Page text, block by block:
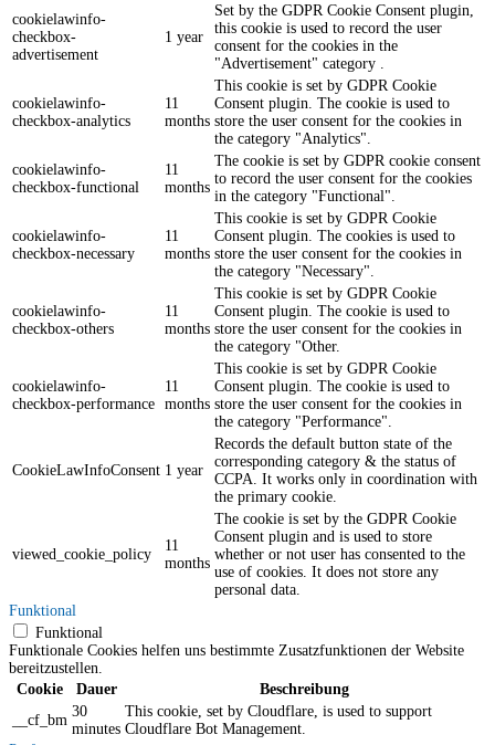
cookielawinfo-
checkbox-
advertisement
1 year
Set by the GDPR Cookie Consent plugin,
this cookie is used to record the user
consent for the cookies in the
"Advertisement" category .
cookielawinfo-
checkbox-analytics
11
months
This cookie is set by GDPR Cookie
Consent plugin. The cookie is used to
store the user consent for the cookies in
the category "Analytics".
cookielawinfo-
checkbox-functional
11
months
The cookie is set by GDPR cookie consent
to record the user consent for the cookies
in the category "Functional".
cookielawinfo-
checkbox-necessary
11
months
This cookie is set by GDPR Cookie
Consent plugin. The cookies is used to
store the user consent for the cookies in
the category "Necessary".
cookielawinfo-
checkbox-others
11
months
This cookie is set by GDPR Cookie
Consent plugin. The cookie is used to
store the user consent for the cookies in
the category "Other.
cookielawinfo-
checkbox-performance
11
months
This cookie is set by GDPR Cookie
Consent plugin. The cookie is used to
store the user consent for the cookies in
the category "Performance".
CookieLawInfoConsent 1 year
Records the default button state of the
corresponding category & the status of
CCPA. It works only in coordination with
the primary cookie.
viewed_cookie_policy
11
months
The cookie is set by the GDPR Cookie
Consent plugin and is used to store
whether or not user has consented to the
use of cookies. It does not store any
personal data.
Funktional
Funktional
Funktionale Cookies helfen uns bestimmte Zusatzfunktionen der Website
bereitzustellen.
Cookie
Dauer
Beschreibung
__cf_bm
30
minutes
This cookie, set by Cloudflare, is used to support
Cloudflare Bot Management.